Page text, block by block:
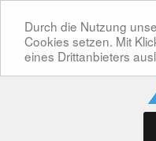
Durch die Nutzung
Cookies setzen. Mit
eines Drittanbieters